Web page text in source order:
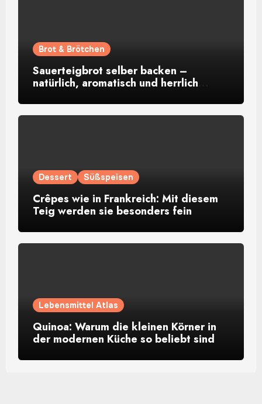
Brot & Brötchen
Sauerteigbrot selber backen –
natürlich, aromatisch und herrlich
Dessert Süßspeisen
Crêpes wie in Frankreich: Mit diesem
Teig werden sie besonders fein
Lebensmittel Atlas
Quinoa: Warum die kleinen Körner in
der modernen Küche so beliebt sind